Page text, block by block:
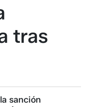
tras
sanción